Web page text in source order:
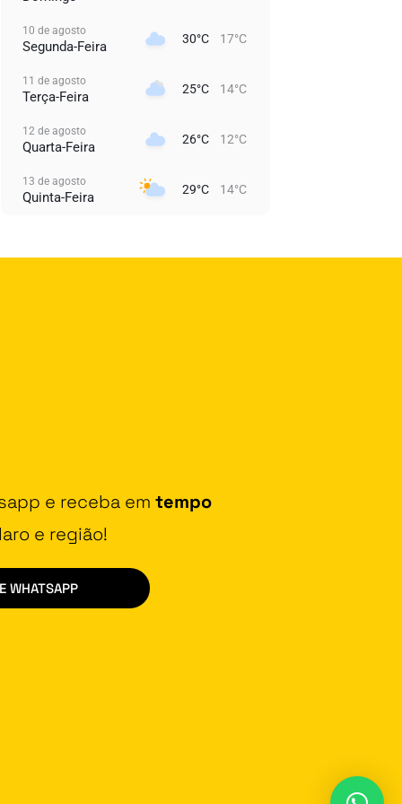
10 de agosto
Segunda-Feira 30°C 17°C
11 de agosto
Terça-Feira 25°C 14°C
12 de agosto
Quarta-Feira 26°C 12°C
13 de agosto
Quinta-Feira 29°C 14°C
e receba em tempo
e região!
WHATSAPP